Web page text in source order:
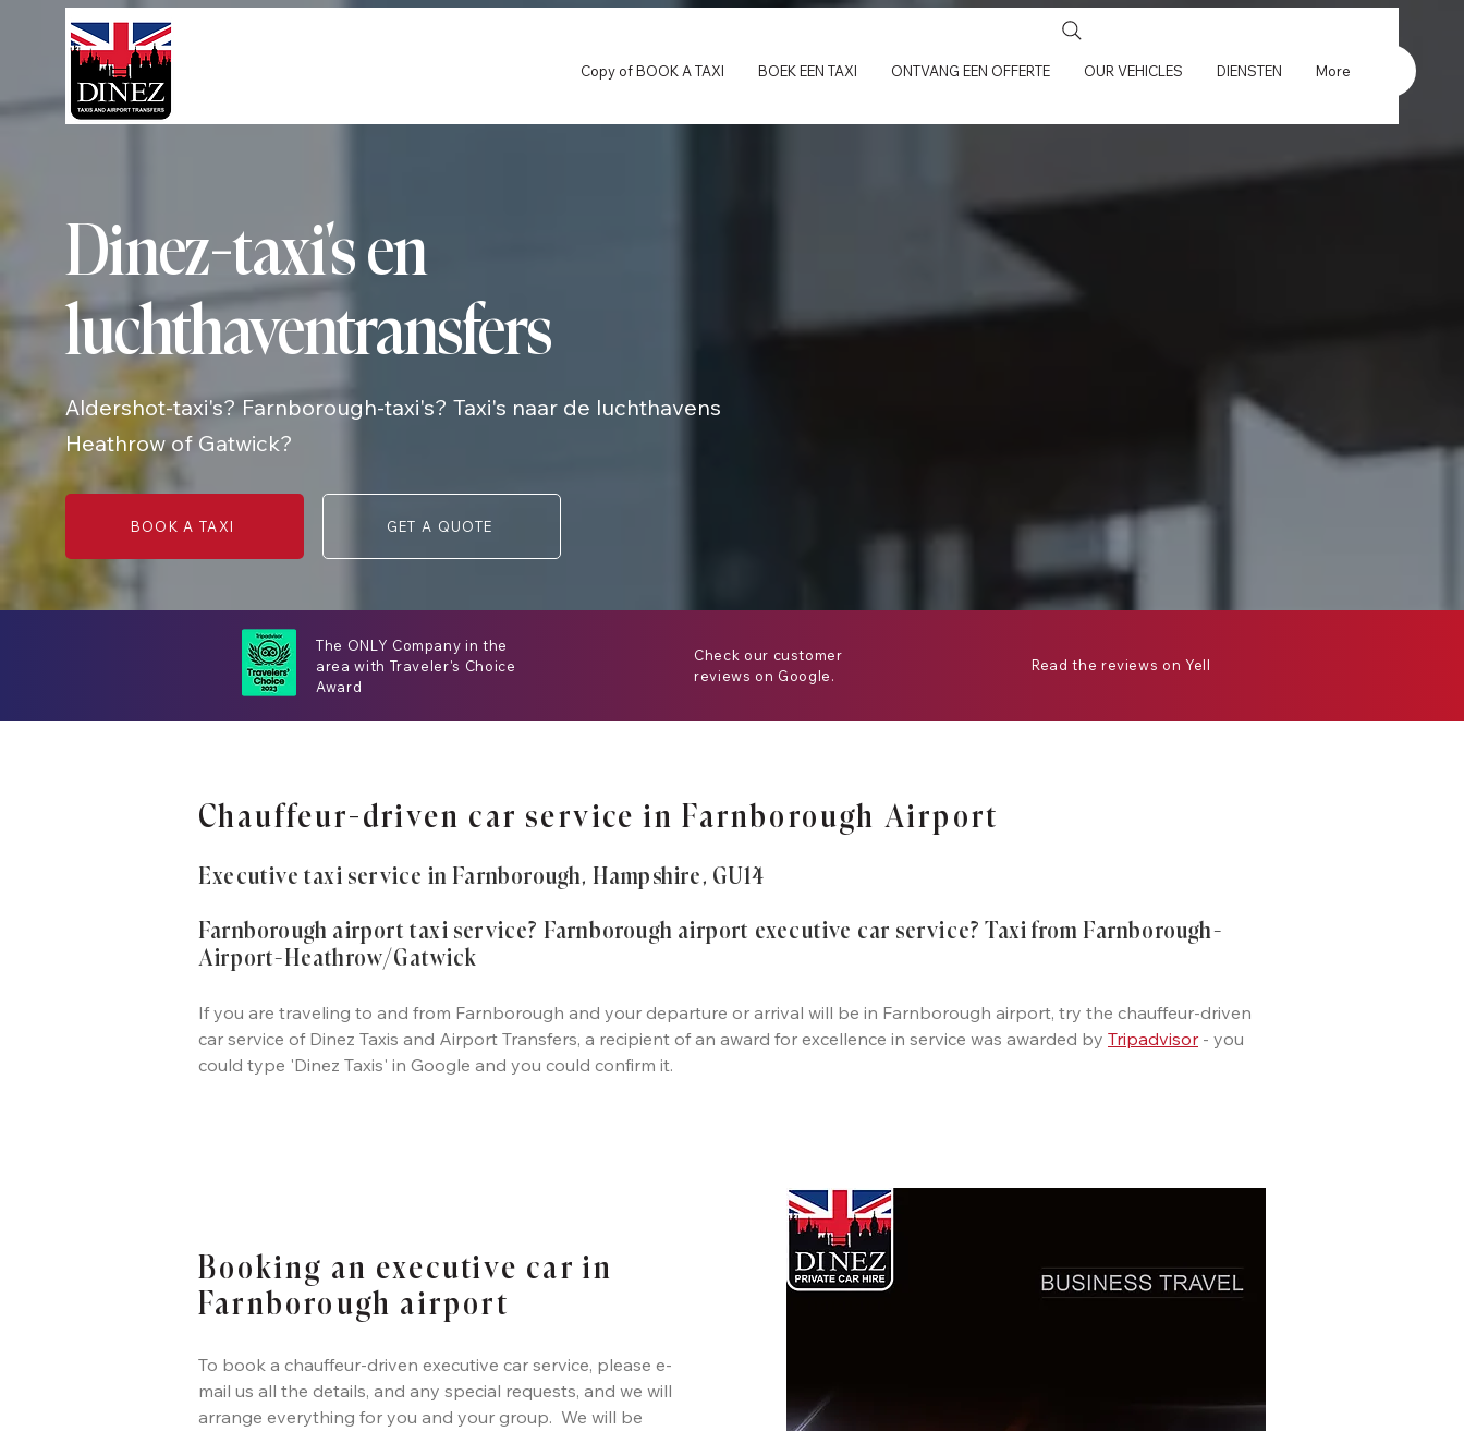
Copy of BOOK A TAXI BOEK EEN TAXI ONTVANG EEN OFFERTE OUR VEHICLES DIENSTEN More
Dinez-taxi's en
luchthaventransfers
Aldershot-taxi's? Farnborough-taxi's? Taxi's naar de luchthavens
Heathrow of Gatwick?
BOOK A TAXI GET A QUOTE
The ONLY Company in the
area with Traveler's Choice
Award
Check our customer
reviews on Google.
Read the reviews on Yell
Chauffeur-driven car service in Farnborough Airport
Executive taxi service in Farnborough, Hampshire, GU14
Farnborough airport taxi service? Farnborough airport executive car service? Taxi from Farnborough-
Airport-Heathrow/Gatwick
If you are traveling to and from Farnborough and your departure or arrival will be in Farnborough airport, try the chauffeur-driven
car service of Dinez Taxis and Airport Transfers, a recipient of an award for excellence in service was awarded by Tripadvisor - you
could type 'Dinez Taxis' in Google and you could confirm it.
Booking an executive car in
Farnborough airport
To book a chauffeur-driven executive car service, please e-
mail us all the details, and any special requests, and we will
arrange everything for you and your group. We will be